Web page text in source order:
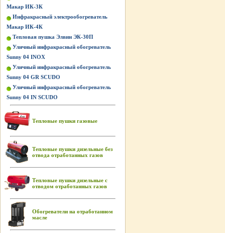
Макар ИК-3К
Инфракрасный электрообогреватель
Макар ИК-4К
Тепловая пушка Элвин ЭК-30П
Уличный инфракрасный обогреватель
Sunny 04 INOX
Уличный инфракрасный обогреватель
Sunny 04 GR SCUDO
Уличный инфракрасный обогреватель
Sunny 04 IN SCUDO
Тепловые пушки газовые
Тепловые пушки дизельные без
отвода отработанных газов
Тепловые пушки дизельные с
отводом отработанных газов
Обогреватели на отработанном
масле